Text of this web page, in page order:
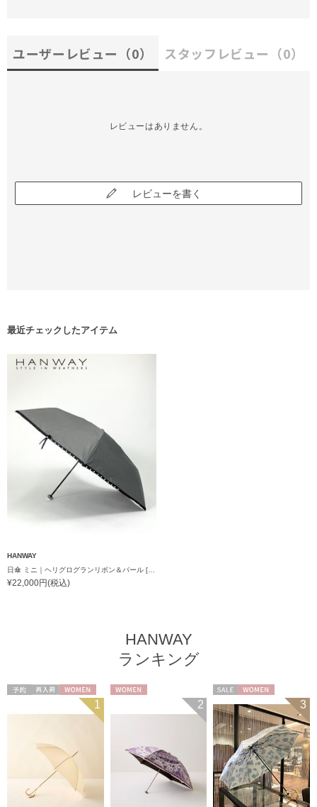
ユーザーレビュー （0） スタッフレビュー （0）
レビューはありません。
レビューを書く
最近チェックしたアイテム
HANWAY
¥22,000円(税込)
HANWAY
ランキング
WOMEN 1 2 3